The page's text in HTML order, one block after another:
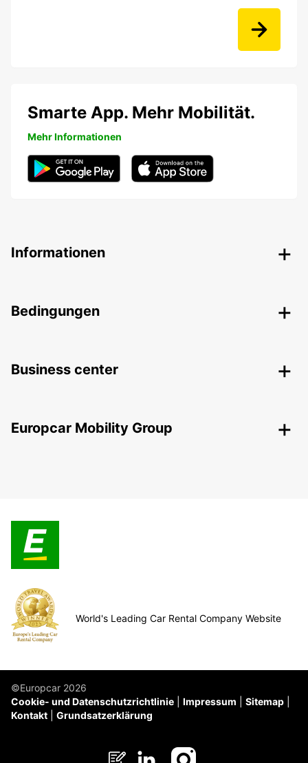
Smarte App. Mehr Mobilität.
Mehr Informationen
Informationen
Bedingungen
Business center
Europcar Mobility Group
World's Leading Car Rental Company Website
©Europcar 2026
Cookie- und Datenschutzrichtlinie
Impressum
Sitemap
Kontakt
Grundsatzerklärung